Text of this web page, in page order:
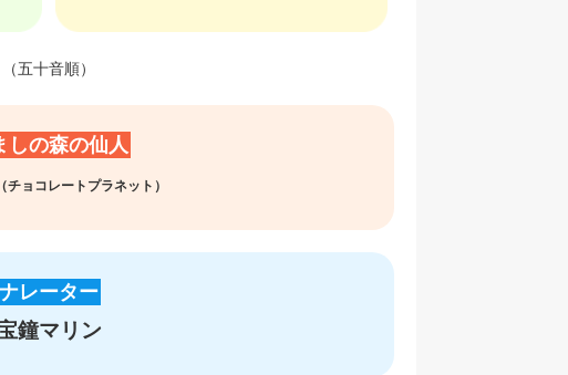
（五十音順）
しの森の仙人
チョコレートプラネット）
ナレーター
鐘マリン